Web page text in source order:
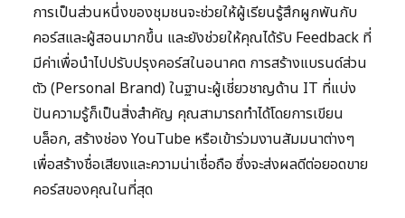
การเป็นส่วนหนึ่งของชุมชนจะช่วยให้ผู้เรียนรู้สึกผูกพันกับ
คอร์สและผู้สอนมากขึ้น และยังช่วยให้คุณได้รับ Feedback ที่
มีค่าเพื่อนำไปปรับปรุงคอร์สในอนาคต การสร้างแบรนด์ส่วน
ตัว (Personal Brand) ในฐานะผู้เชี่ยวชาญด้าน IT ที่แบ่ง
ปันความรู้ก็เป็นสิ่งสำคัญ คุณสามารถทำได้โดยการเขียน
บล็อก, สร้างช่อง YouTube หรือเข้าร่วมงานสัมมนาต่างๆ
เพื่อสร้างชื่อเสียงและความน่าเชื่อถือ ซึ่งจะส่งผลดีต่อยอดขาย
คอร์สของคุณในที่สุด